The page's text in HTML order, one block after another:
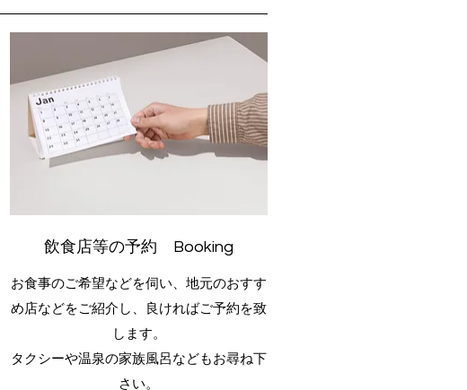
飲食店等の予約 Booking
お食事のご希望などを伺い、地元のおすす
め店などをご紹介し、良ければご予約を致
します。
タクシーや温泉の家族風呂などもお尋ね下
さい。